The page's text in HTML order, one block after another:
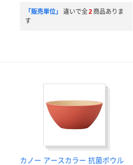
「販売単位」 違いで全2 商品ありま
す
カノー アースカラー 抗菌ボウル